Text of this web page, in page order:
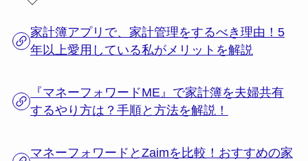
家計簿アプリで、家計管理をするべき理由！5
年以上愛用している私がメリットを解説
『マネーフォワードME』で家計簿を夫婦共有
するやり方は？手順と方法を解説！
マネーフォワードとZaimを比較！おすすめの家